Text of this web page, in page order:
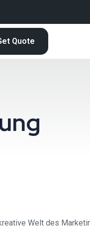
Quote
Welt des